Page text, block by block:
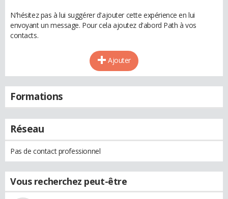
N'hésitez pas à lui suggérer d'ajouter cette expérience en lui
envoyant un message. Pour cela ajoutez d'abord Path à vos
contacts.
Ajouter
Formations
Réseau
Pas de contact professionnel
Vous recherchez peut-être